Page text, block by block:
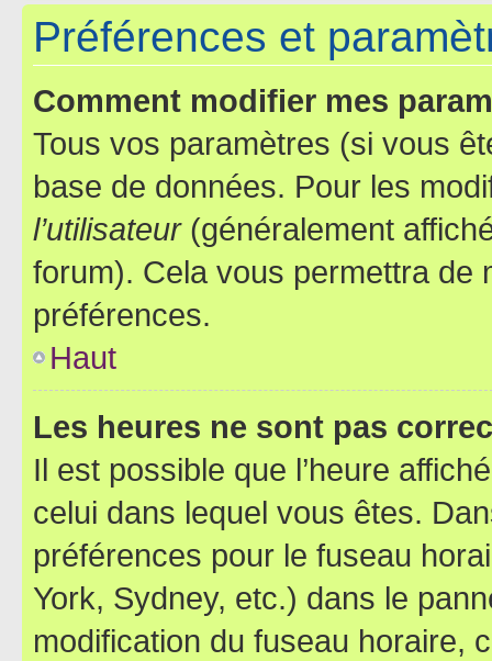
Préférences et
Comment modifier mes
Tous vos paramètres (si vous
base de données. Pour les
l’utilisateur(généralement
forum). Cela vous permettra de
préférences.
Haut
Les heures ne sont pas
Il est possible que l’heure
celui dans lequel vous êtes.
préférences pour le fuseau
York, Sydney, etc.) dans le
modification du fuseau horaire,